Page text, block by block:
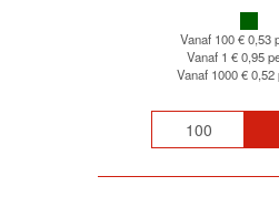
Vanaf 100 € 0,53
Vanaf 1 € 0,95
Vanaf 1000 € 0,52